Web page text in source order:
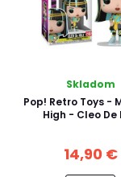
Skladom
Pop! Retro Toys -
High - Cleo De
14,90 €